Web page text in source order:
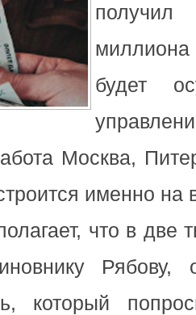
будет
Москва,
именно на
что в две
Рябову,
который